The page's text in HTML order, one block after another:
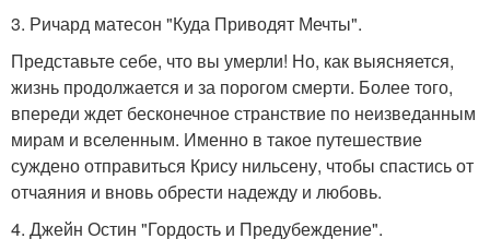
3. Ричард матесон "Куда Приводят Мечты".
Представьте себе, что вы умерли! Но, как выясняется,
жизнь продолжается и за порогом смерти. Более того,
впереди ждет бесконечное странствие по неизведанным
мирам и вселенным. Именно в такое путешествие
суждено отправиться Крису нильсену, чтобы спастись от
отчаяния и вновь обрести надежду и любовь.
4. Джейн Остин "Гордость и Предубеждение".